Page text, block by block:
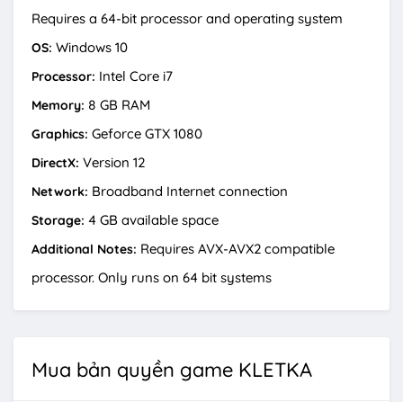
Requires a 64-bit processor and operating system
OS: Windows 10
Processor: Intel Core i7
Memory: 8 GB RAM
Graphics: Geforce GTX 1080
DirectX: Version 12
Network: Broadband Internet connection
Storage: 4 GB available space
Additional Notes: Requires AVX-AVX2 compatible
processor. Only runs on 64 bit systems
Mua bản quyền game KLETKA